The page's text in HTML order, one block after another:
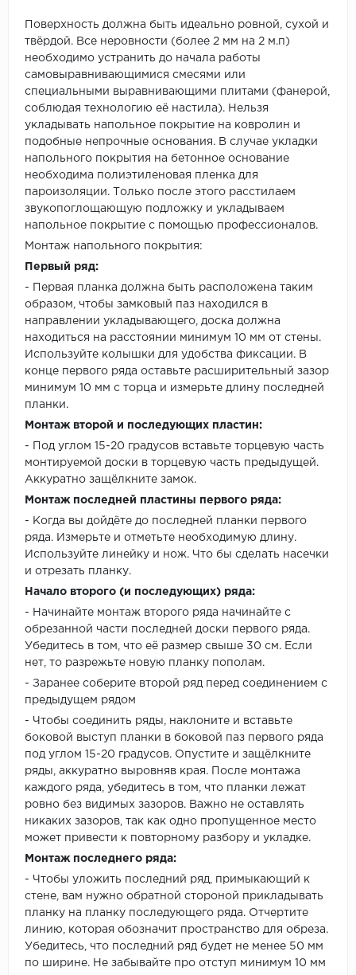
Поверхность должна быть идеально ровной, сухой и
твёрдой. Все неровности (более 2 мм на 2 м.п)
необходимо устранить до начала работы
самовыравнивающимися смесями или
специальными выравнивающими плитами (фанерой,
соблюдая технологию её настила). Нельзя
укладывать напольное покрытие на ковролин и
подобные непрочные основания. В случае укладки
напольного покрытия на бетонное основание
необходима полиэтиленовая пленка для
пароизоляции. Только после этого расстилаем
звукопоглощающую подложку и укладываем
напольное покрытие с помощью профессионалов.
Монтаж напольного покрытия:
Первый ряд:
- Первая планка должна быть расположена таким
образом, чтобы замковый паз находился в
направлении укладывающего, доска должна
находиться на расстоянии минимум 10 мм от стены.
Используйте колышки для удобства фиксации. В
конце первого ряда оставьте расширительный зазор
минимум 10 мм с торца и измерьте длину последней
планки.
Монтаж второй и последующих пластин:
- Под углом 15-20 градусов вставьте торцевую часть
монтируемой доски в торцевую часть предыдущей.
Аккуратно защёлкните замок.
Монтаж последней пластины первого ряда:
- Когда вы дойдёте до последней планки первого
ряда. Измерьте и отметьте необходимую длину.
Используйте линейку и нож. Что бы сделать насечки
и отрезать планку.
Начало второго (и последующих) ряда:
- Начинайте монтаж второго ряда начинайте с
обрезанной части последней доски первого ряда.
Убедитесь в том, что её размер свыше 30 см. Если
нет, то разрежьте новую планку пополам.
- Заранее соберите второй ряд перед соединением с
предыдущем рядом
- Чтобы соединить ряды, наклоните и вставьте
боковой выступ планки в боковой паз первого ряда
под углом 15-20 градусов. Опустите и защёлкните
ряды, аккуратно выровняв края. После монтажа
каждого ряда, убедитесь в том, что планки лежат
ровно без видимых зазоров. Важно не оставлять
никаких зазоров, так как одно пропущенное место
может привести к повторному разбору и укладке.
Монтаж последнего ряда:
- Чтобы уложить последний ряд, примыкающий к
стене, вам нужно обратной стороной прикладывать
планку на планку последующего ряда. Отчертите
линию, которая обозначит пространство для обреза.
Убедитесь, что последний ряд будет не менее 50 мм
по ширине. Не забывайте про отступ минимум 10 мм